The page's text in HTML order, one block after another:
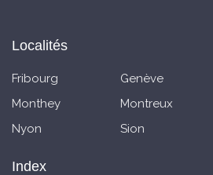
Localités
Fribourg Genève
Monthey
Montreux
Nyon
Sion
Index